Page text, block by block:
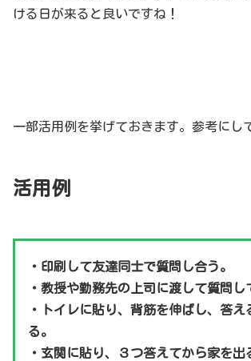
ける日が来ると良いですね！
一部活用例を挙げておきます。参考にし
活用例
・印刷して友達同士で質問し合う。
・教授や勤務先の上司に渡して質問し
・トイレに貼り、背筋を伸ばし、答え
る。
・玄関に貼り、３つ答えてから家を出